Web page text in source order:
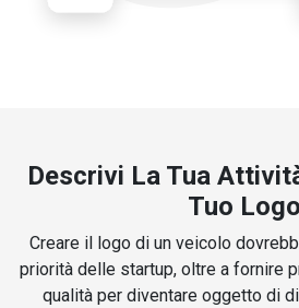
Descrivi La Tua
Tuo Logo
Creare il logo di un veicolo
priorità delle startup, oltre a fornire
qualità per diventare oggetto di